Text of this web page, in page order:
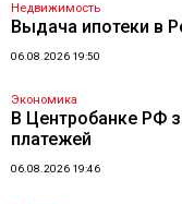
Недвижимость
Выдача ипотеки в
06.08.2026 19:50
Экономика
В Центробанке РФ
платежей
06.08.2026 19:46